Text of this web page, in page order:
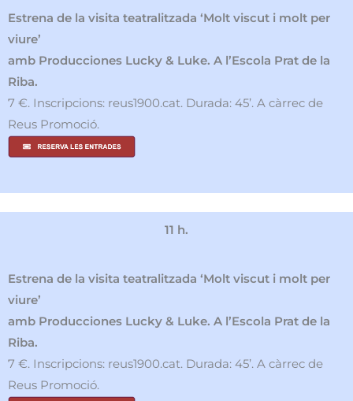
Estrena de la visita teatralitzada ‘Molt viscut i molt per
viure’
amb Producciones Lucky & Luke. A l’Escola Prat de la
Riba.
7 €. Inscripcions: reus1900.cat. Durada: 45’. A càrrec de
Reus Promoció.
11 h.
Estrena de la visita teatralitzada ‘Molt viscut i molt per
viure’
amb Producciones Lucky & Luke. A l’Escola Prat de la
Riba.
7 €. Inscripcions: reus1900.cat. Durada: 45’. A càrrec de
Reus Promoció.